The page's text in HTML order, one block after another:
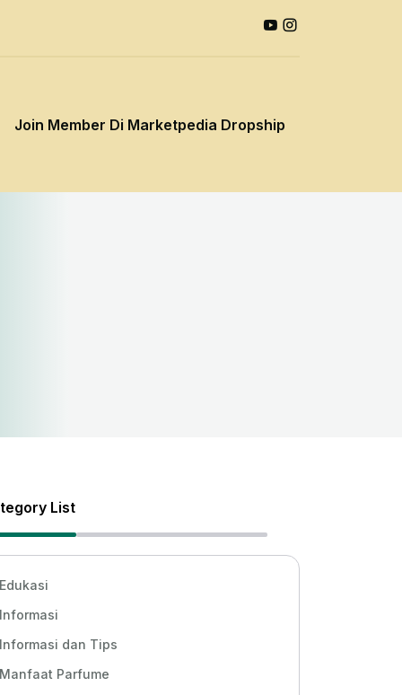
Join Member Di Marketpedia Dropship
List
Edukasi
Informasi
Informasi dan Tips
Manfaat Parfume